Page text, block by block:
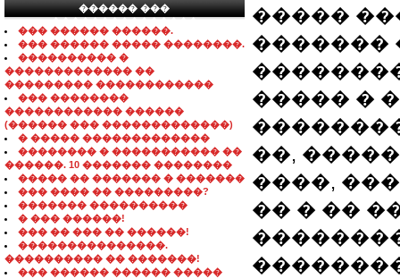
������ ���
���������������
��� ������ ������.
��� ������ ����� ��������.
���������� �
������������� ��
��������� ������������
��� ��������
������������ ������
(������ ��� �������������)
� ����� �������������
�������� � ����������� ��
������. 10 ������� ��������
����� �� ������� � �������
��� ���� �� ���������?
������� ����������
� ��� ������!
��� �� ��� �� ������!
���������������.
���������� �� �������!
��� ������ ������ �����
�����
�������
����� �
��,
����,
�� � ��